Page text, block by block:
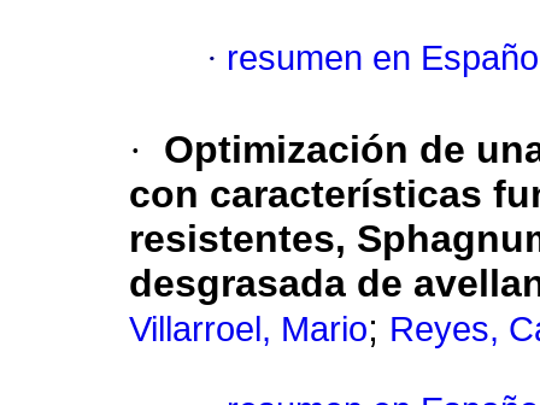
· resumen en
·
Optimización de
con características
resistentes,
desgrasada de
Villarroel, Mario; Reyes,